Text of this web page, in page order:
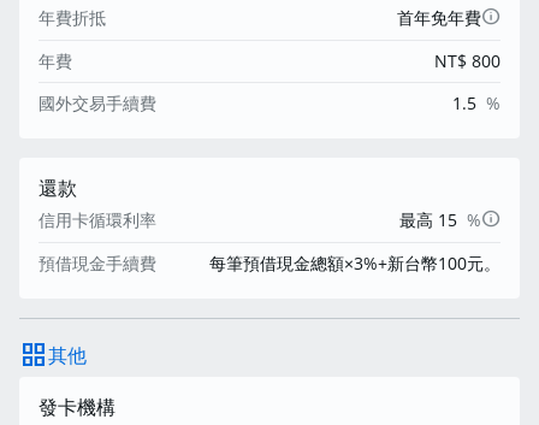
年費折抵 首年免年費info
年費
NT$ 800
國外交易手續費
1.5 %
還款
信用卡循環利率 最高 15 %info
預借現金手續費 每筆預借現金總額×3%+新台幣100元。
grid_view其他
發卡機構